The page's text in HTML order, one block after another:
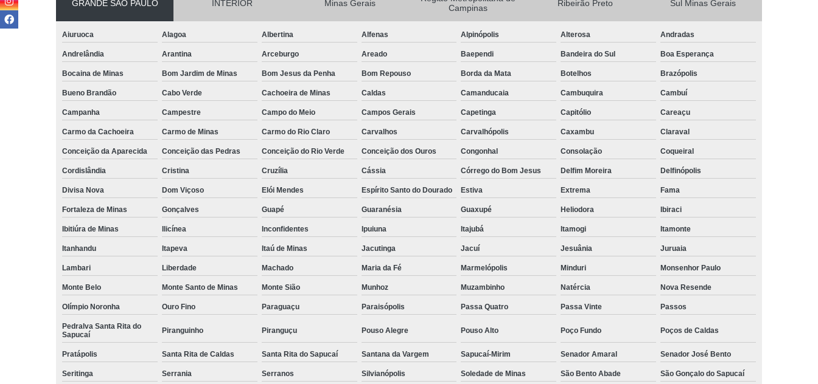
Camisa Social de Manga Longa
Camisa Social Manga Longa
Camisa Social Manga Longa Masculina
Camisa Social Manga Longa Preta
Camisa Social Masculina Manga Longa Lisa
Camisa Social Masculina Preta Manga Longa
Camisa Social Preta Manga Longa
Camisa a Rigor Social Masculina
Camisa Masculina Social
Camisa Social Branca Masculina
Camisa Social Estampada Masculina
Camisa Social Jeans Masculina
Camisa Social Masculina
Camisa Social Masculina a Rigor
Camisa Social Masculina Preta
Camisa Social Preta Masculina
Camisa Manga Longa Social Masculina Preço
Camisa Masculina Social Preço
Camisa Social Branca Masculina Preço
Camisa Social Estampada Masculina Preço
Camisa Social Jeans Masculina Preço
Camisa Social Masculina Estampada Preço
Camisa Social Masculina Manga Curta Preço
Camisa Social Masculina Manga Longa Preço
Camisa Social Masculina Preço
Camisa Social Masculina Preta Preço
Camisa Social Masculina Slim Preço
Camisa Social Preta Masculina Preço
Fábrica Camisa Masculina Social
Fábrica Camisa Social
GRANDE SÃO PAULO INTERIOR Minas Gerais
Campinas
Ribeirão Preto Sul Minas Gerais
Aiuruoca Alagoa Albertina Alfenas Alpinópolis Alterosa Andradas
Andrelândia Arantina Arceburgo Areado Baependi Bandeira do Sul Boa Esperança
Bocaina de Minas Bom Jardim de Minas Bom Jesus da Penha Bom Repouso Borda da Mata Botelhos Brazópolis
Bueno Brandão Cabo Verde Cachoeira de Minas Caldas Camanducaia Cambuquira Cambuí
Campanha Campestre Campo do Meio Campos Gerais Capetinga Capitólio Careaçu
Carmo da Cachoeira Carmo de Minas Carmo do Rio Claro Carvalhos Carvalhópolis Caxambu Claraval
Conceição da Aparecida Conceição das Pedras Conceição do Rio Verde Conceição dos Ouros Congonhal Consolação Coqueiral
Cordislândia Cristina Cruzília Cássia Córrego do Bom Jesus Delfim Moreira Delfinópolis
Divisa Nova Dom Viçoso Elói Mendes Espírito Santo do Dourado Estiva Extrema Fama
Fortaleza de Minas Gonçalves Guapé Guaranésia Guaxupé Heliodora Ibiraci
Ibitiúra de Minas Ilicínea Inconfidentes Ipuiuna Itajubá Itamogi Itamonte
Itanhandu Itapeva Itaú de Minas Jacutinga Jacuí Jesuânia Juruaia
Lambari Liberdade Machado Maria da Fé Marmelópolis Minduri Monsenhor Paulo
Monte Belo Monte Santo de Minas Monte Sião Munhoz Muzambinho Natércia Nova Resende
Olímpio Noronha Ouro Fino Paraguaçu Paraisópolis Passa Quatro Passa Vinte Passos
Pedralva Santa Rita do
Sapucaí
Piranguinho Piranguçu Pouso Alegre Pouso Alto Poço Fundo Poços de Caldas
Pratápolis Santa Rita de Caldas Santa Rita do Sapucaí Santana da Vargem Sapucaí-Mirim Senador Amaral Senador José Bento
Seritinga Serrania Serranos Silvianópolis Soledade de Minas São Bento Abade São Gonçalo do Sapucaí